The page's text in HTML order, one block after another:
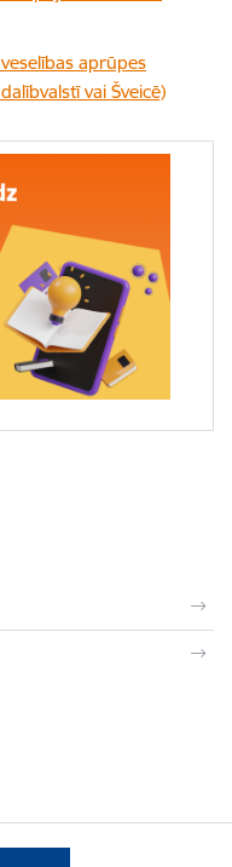
aprūpes
vai Šveicē)